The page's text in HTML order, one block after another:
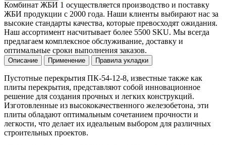
Комбинат ЖБИ 1 осуществляется производство и поставку
ЖБИ продукции с 2000 года. Наши клиенты выбирают нас за
высокие стандарты качества, которые превосходят ожидания.
Наш ассортимент насчитывает более 5500 SKU. Мы всегда
предлагаем комплексное обслуживание, доставку и
оптимальные сроки выполнения заказов.
Описание Применение Правила укладки
Пустотные перекрытия ПК-54-12-8, известные также как
плиты перекрытия, представляют собой инновационное
решение для создания прочных и легких конструкций.
Изготовленные из высококачественного железобетона, эти
плиты обладают оптимальным сочетанием прочности и
легкости, что делает их идеальным выбором для различных
строительных проектов.